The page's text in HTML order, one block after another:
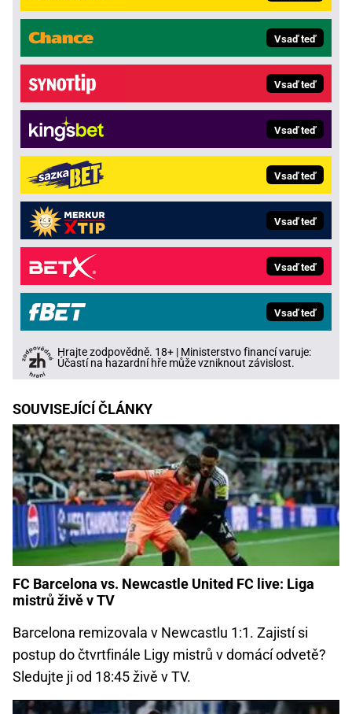
Vsaď teď
Vsaď teď
Vsaď teď
Vsaď teď
Vsaď teď
Vsaď teď
Vsaď teď
Hrajte zodpovědně. 18+ | Ministerstvo financí varuje:
Účastí na hazardní hře může vzniknout závislost.
SOUVISEJÍCÍ ČLÁNKY
FC Barcelona vs. Newcastle United FC live: Liga
mistrů živě v TV
Barcelona remizovala v Newcastlu 1:1. Zajistí si
postup do čtvrtfinále Ligy mistrů v domácí odvetě?
Sledujte ji od 18:45 živě v TV.